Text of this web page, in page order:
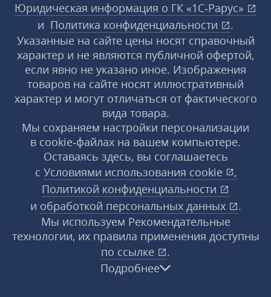
Юридическая информация о ГК «1С‑Рарус»
и Политика конфиденциальности
.
Указанные на сайте цены носят справочный
характер и не являются публичной офертой,
если явно не указано иное. Изображения
товаров на сайте носят иллюстративный
характер и могут отличаться от фактического
вида товара.
Мы сохраняем настройки персонализации
в cookie‑файлах на вашем компьютере.
Оставаясь здесь, вы соглашаетесь
с Условиями использования cookie
,
Политикой конфиденциальности
и обработкой персональных данных
.
Мы используем Рекомендательные
технологии, их правила применения доступны
по ссылке
.
Подробнее